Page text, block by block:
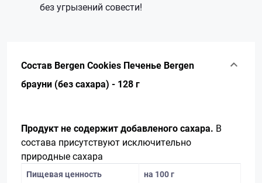
без угрызений совести!
Состав Bergen Cookies Печенье Bergen
брауни (без сахара) - 128 г
Продукт не содержит добавленого сахара. В
состава присутствуют исключительно
природные сахара
Пищевая ценность
на 100 г